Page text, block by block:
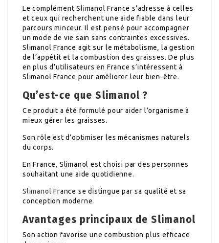
Le complément Slimanol France s’adresse à celles
et ceux qui recherchent une aide fiable dans leur
parcours minceur. Il est pensé pour accompagner
un mode de vie sain sans contraintes excessives.
Slimanol France agit sur le métabolisme, la gestion
de l’appétit et la combustion des graisses. De plus
en plus d’utilisateurs en France s’intéressent à
Slimanol France pour améliorer leur bien-être.
Qu’est-ce que Slimanol ?
Ce produit a été formulé pour aider l’organisme à
mieux gérer les graisses.
Son rôle est d’optimiser les mécanismes naturels
du corps.
En France, Slimanol est choisi par des personnes
souhaitant une aide quotidienne.
Slimanol France se distingue par sa qualité et sa
conception moderne.
Avantages principaux de Slimanol
Son action favorise une combustion plus efficace